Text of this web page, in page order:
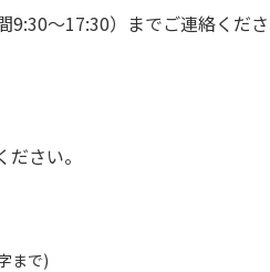
9:30～17:30）までご連絡くださ
さい。
まで)